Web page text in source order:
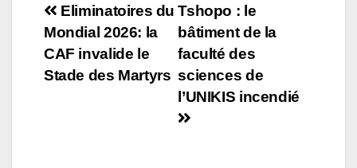
Navigation
de
l’article
Tshopo : le
bâtiment de la
faculté des
sciences de
l’UNIKIS incendié
Eliminatoires du
Mondial 2026: la
CAF invalide le
Stade des Martyrs